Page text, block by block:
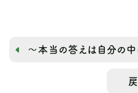
～本当の答えは自分の中